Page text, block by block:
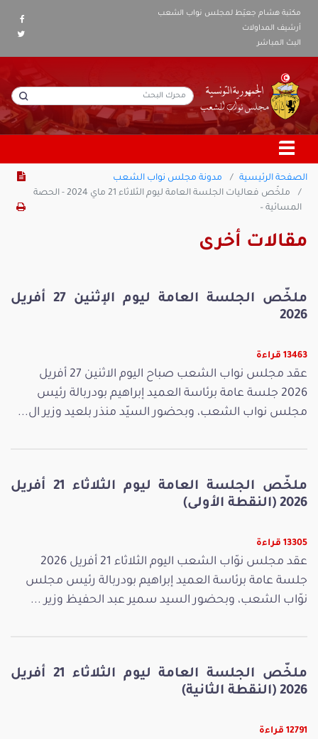
مكتبة هشام جعيّط لمجلس نواب الشعب
أرشيف المداولات
البث المباشر
الصفحة الرئيسية
مدونة مجلس نواب الشعب
ملخّص فعاليات الجلسة العامة ليوم الثلاثاء 21 ماي 2024 - الحصة
المسائية –
مقالات أخرى
ملخّص الجلسة العامة ليوم الإثنين 27 أفريل
2026
13463 قراءة
عقد مجلس نواب الشعب صباح اليوم الاثنين 27 أفريل
2026 جلسة عامة برئاسة العميد إبراهيم بودربالة رئيس
مجلس نواب الشعب، وبحضور السيّد منذر بلعيد وزير ال...
ملخّص الجلسة العامة ليوم الثلاثاء 21 أفريل
2026 (النقطة الأولى)
13305 قراءة
عقد مجلس نوّاب الشعب اليوم الثلاثاء 21 أفريل 2026
جلسة عامة برئاسة العميد إبراهيم بودربالة رئيس مجلس
نوّاب الشعب، وبحضور السيد سمير عبد الحفيظ وزير ...
ملخّص الجلسة العامة ليوم الثلاثاء 21 أفريل
2026 (النقطة الثانية)
12791 قراءة